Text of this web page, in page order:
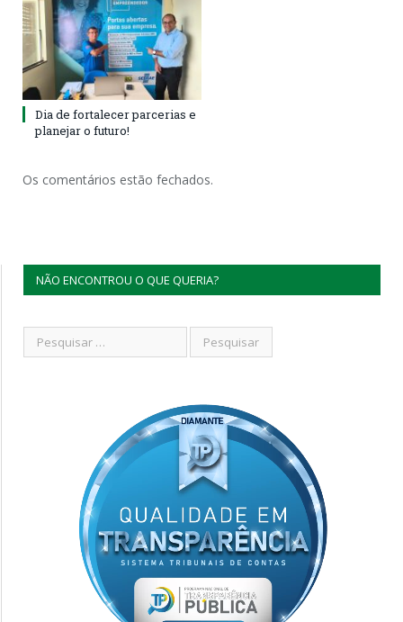
Dia de fortalecer parcerias e
planejar o futuro!
Os comentários estão fechados.
NÃO ENCONTROU O QUE QUERIA?